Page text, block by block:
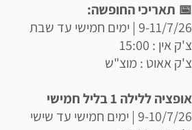
📅 תאריכי החופשה:
9-11/7/26 | ימים חמישי עד שבת
צ'ק אין : 15:00
צ'ק אאוט : מוצ"ש
אופציה ללילה 1 בליל חמישי
9-10/7/26 | ימים חמישי עד שישי